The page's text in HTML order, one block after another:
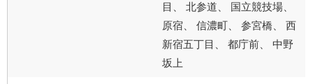
目、 北参道、 国立競技場、
原宿、 信濃町、 参宮橋、 西
新宿五丁目、 都庁前、 中野
坂上